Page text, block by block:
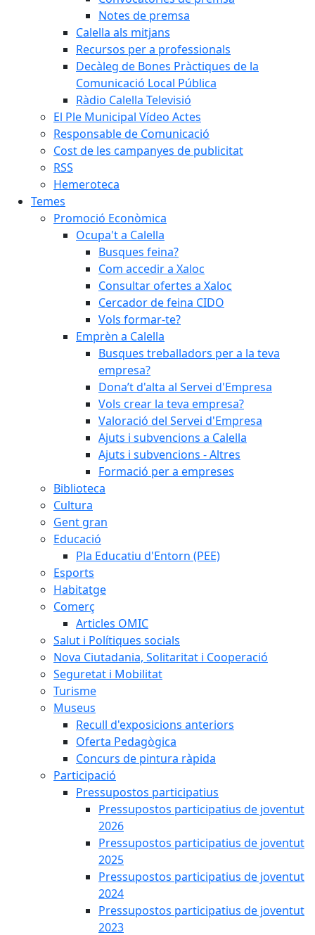
Notes de premsa
Calella als mitjans
Recursos per a professionals
Decàleg de Bones Pràctiques de la
Comunicació Local Pública
Ràdio Calella Televisió
El Ple Municipal Vídeo Actes
Responsable de Comunicació
Cost de les campanyes de publicitat
RSS
Hemeroteca
Temes
Promoció Econòmica
Ocupa't a Calella
Busques feina?
Com accedir a Xaloc
Consultar ofertes a Xaloc
Cercador de feina CIDO
Vols formar-te?
Emprèn a Calella
Busques treballadors per a la teva
empresa?
Dona’t d'alta al Servei d'Empresa
Vols crear la teva empresa?
Valoració del Servei d'Empresa
Ajuts i subvencions a Calella
Ajuts i subvencions - Altres
Formació per a empreses
Biblioteca
Cultura
Gent gran
Educació
Pla Educatiu d'Entorn (PEE)
Esports
Habitatge
Comerç
Articles OMIC
Salut i Polítiques socials
Nova Ciutadania, Solitaritat i Cooperació
Seguretat i Mobilitat
Turisme
Museus
Recull d'exposicions anteriors
Oferta Pedagògica
Concurs de pintura ràpida
Participació
Pressupostos participatius
Pressupostos participatius de joventut
2026
Pressupostos participatius de joventut
2025
Pressupostos participatius de joventut
2024
Pressupostos participatius de joventut
2023